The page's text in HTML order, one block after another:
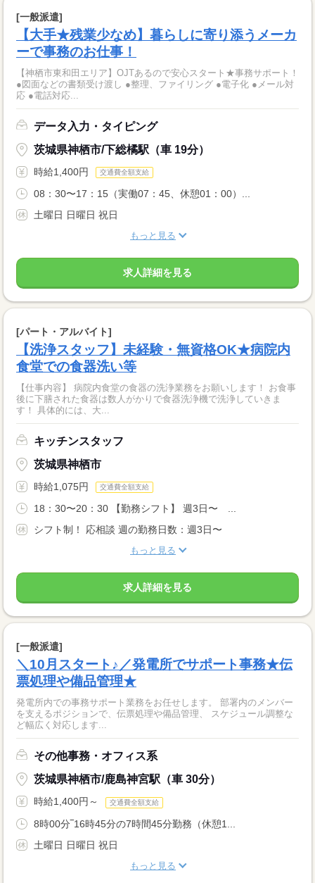
[一般派遣]
【大手★残業少なめ】暮らしに寄り添うメーカ
ーで事務のお仕事！
【神栖市東和田エリア】OJTあるので安心スタート★事務サポート！
●図面などの書類受け渡し ●整理、ファイリング ●電子化 ●メール対
応 ●電話対応...
データ入力・タイピング
茨城県神栖市/下総橘駅（車 19分）
時給1,400円 交通費全額支給
08：30〜17：15（実働07：45、休憩01：00）...
土曜日 日曜日 祝日
もっと見る
求人詳細を見る
[パート・アルバイト]
【洗浄スタッフ】未経験・無資格OK★病院内
食堂での食器洗い等
【仕事内容】 病院内食堂の食器の洗浄業務をお願いします！ お食事
後に下膳された食器は数人がかりで食器洗浄機で洗浄していきま
す！ 具体的には、大...
キッチンスタッフ
茨城県神栖市
時給1,075円 交通費全額支給
18：30〜20：30 【勤務シフト】 週3日〜 ...
シフト制！ 応相談 週の勤務日数：週3日〜
もっと見る
求人詳細を見る
[一般派遣]
＼10月スタート♪／発電所でサポート事務★伝
票処理や備品管理★
発電所内での事務サポート業務をお任せします。 部署内のメンバー
を支えるポジションで、伝票処理や備品管理、 スケジュール調整な
ど幅広く対応します...
その他事務・オフィス系
茨城県神栖市/鹿島神宮駅（車 30分）
時給1,400円～ 交通費全額支給
8時00分‾16時45分の7時間45分勤務（休憩1...
土曜日 日曜日 祝日
もっと見る